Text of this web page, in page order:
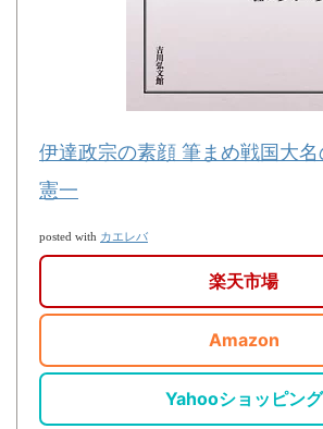
伊達政宗の素顔 筆まめ戦国大
憲一
posted with カエレバ
楽天市場
Amazon
Yahooショッピング